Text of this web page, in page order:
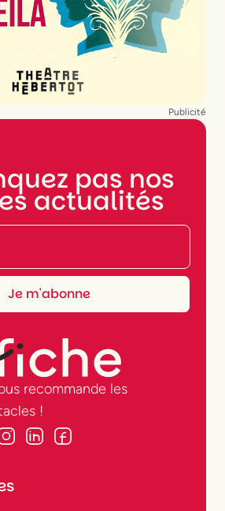
Publicité
pas nos
actualités
recommande les
!